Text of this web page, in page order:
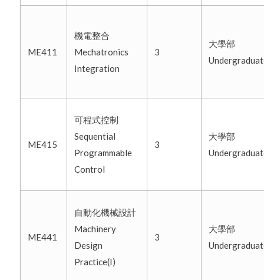
ME411
機電整合
Mechatronics
Integration
3
大學部
ME415
可程式控制
Sequential
Programmable
Control
3
大學部
ME441
自動化機械設計
Machinery
Design
Practice(I)
3
大學部